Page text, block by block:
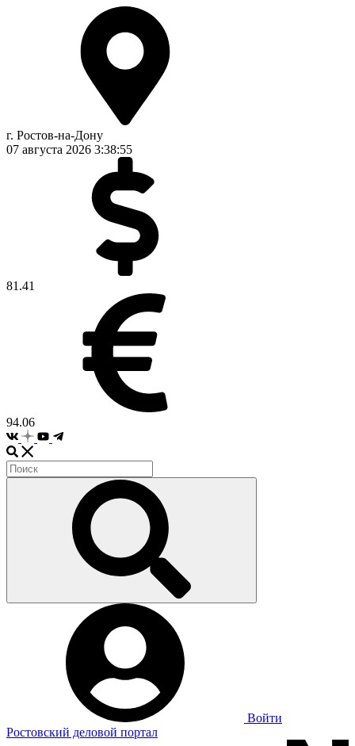
г. Ростов-на-Дону
07 августа 2026 3:38:56
81.41
94.06
Войти
Ростовский деловой портал